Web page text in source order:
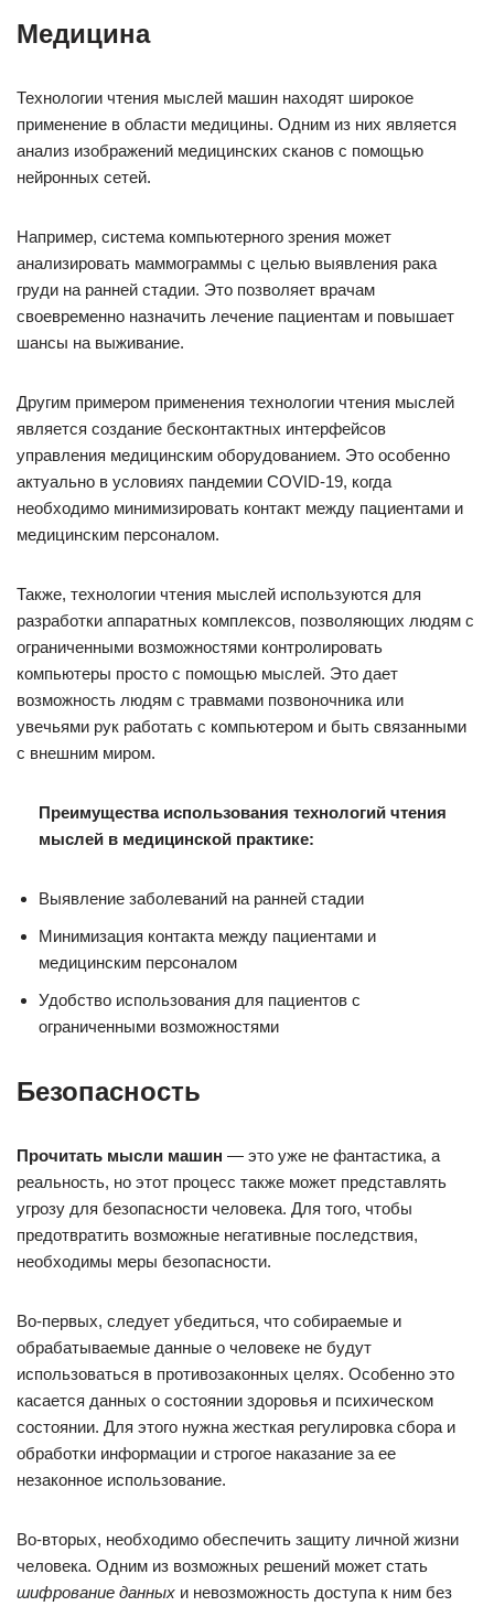
Медицина
Технологии чтения мыслей машин находят широкое
применение в области медицины. Одним из них является
анализ изображений медицинских сканов с помощью
нейронных сетей.
Например, система компьютерного зрения может
анализировать маммограммы с целью выявления рака
груди на ранней стадии. Это позволяет врачам
своевременно назначить лечение пациентам и повышает
шансы на выживание.
Другим примером применения технологии чтения мыслей
является создание бесконтактных интерфейсов
управления медицинским оборудованием. Это особенно
актуально в условиях пандемии COVID-19, когда
необходимо минимизировать контакт между пациентами и
медицинским персоналом.
Также, технологии чтения мыслей используются для
разработки аппаратных комплексов, позволяющих людям с
ограниченными возможностями контролировать
компьютеры просто с помощью мыслей. Это дает
возможность людям с травмами позвоночника или
увечьями рук работать с компьютером и быть связанными
с внешним миром.
Преимущества использования технологий чтения
мыслей в медицинской практике:
Выявление заболеваний на ранней стадии
Минимизация контакта между пациентами и
медицинским персоналом
Удобство использования для пациентов с
ограниченными возможностями
Безопасность
Прочитать мысли машин — это уже не фантастика, а
реальность, но этот процесс также может представлять
угрозу для безопасности человека. Для того, чтобы
предотвратить возможные негативные последствия,
необходимы меры безопасности.
Во-первых, следует убедиться, что собираемые и
обрабатываемые данные о человеке не будут
использоваться в противозаконных целях. Особенно это
касается данных о состоянии здоровья и психическом
состоянии. Для этого нужна жесткая регулировка сбора и
обработки информации и строгое наказание за ее
незаконное использование.
Во-вторых, необходимо обеспечить защиту личной жизни
человека. Одним из возможных решений может стать
шифрование данных и невозможность доступа к ним без